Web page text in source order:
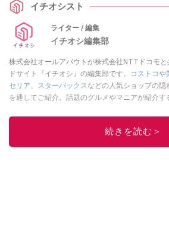
でのお食事の際はぜひ参考にしてみてください。
イチオシスト
ライター / 編集
イチオシ編集部
株式会社オールアバウトが株式会社NTTドコモ
ドサイト『イチオシ』の編集部です。
コストコや
セリア、 スターバックスなどの人気ショップの
を通してご紹介。話題のグルメやマニアが紹介
レビューしています。毎日トレンド情報をお届け
してください！続きを読む＞